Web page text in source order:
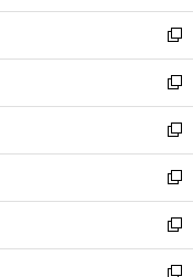
開
く
ウ
で
開
く
ン
ド
ウ
で
開
く
ウ
ィ
ン
ド
ウ
で
開
く
新
し
い
ウ
ィ
ン
ド
ウ
で
開
く
新
し
い
ウ
ィ
ン
ド
ウ
で
新
し
い
ウ
ィ
ン
新
し
い
ウ
新
し